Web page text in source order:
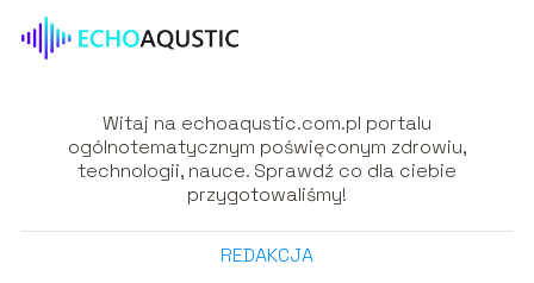
Witaj na echoaqustic.com.pl portalu
ogólnotematycznym poświęconym zdrowiu,
technologii, nauce. Sprawdź co dla ciebie
przygotowaliśmy!
REDAKCJA